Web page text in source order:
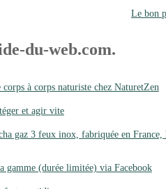
Le bon
du-web.com.
à corps naturiste chez NaturetZen
et agir vite
gaz 3 feux inox, fabriquée en France,
gamme (durée limitée) via Facebook